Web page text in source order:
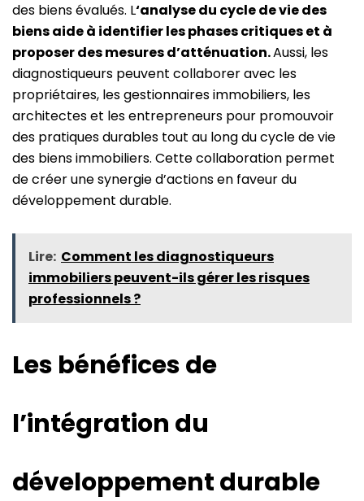
des biens évalués. L‘analyse du cycle de vie des
biens aide à identifier les phases critiques et à
proposer des mesures d’atténuation.Aussi, les
diagnostiqueurs peuvent collaborer avec les
propriétaires, les gestionnaires immobiliers, les
architectes et les entrepreneurs pour promouvoir
des pratiques durables tout au long du cycle de vie
des biens immobiliers. Cette collaboration permet
de créer une synergie d’actions en faveur du
développement durable.
Lire: Comment les diagnostiqueurs
immobiliers peuvent-ils gérer les risques
professionnels ?
Les bénéfices de
l’intégration du
développement durable